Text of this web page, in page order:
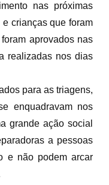
nas próximas
crianças que foram
aprovados nas
realizadas nos dias
para as triagens,
enquadravam nos
grande ação social
a pessoas
e não podem arcar